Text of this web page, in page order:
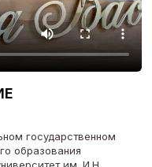
государственном
образования